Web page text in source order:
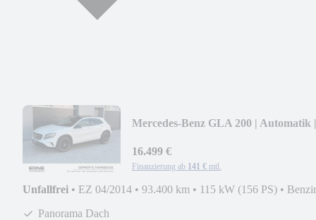
Mercedes-Benz GLA 200 | Automatik |
16.499 €
Finanzierung ab 141 € mtl.
Unfallfrei • EZ 04/2014 • 93.400 km • 115 kW (156 PS) •
Panorama Dach